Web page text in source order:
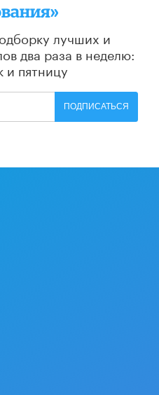
лучших и
два раза в неделю:
и пятницу
ПОДПИСАТЬСЯ